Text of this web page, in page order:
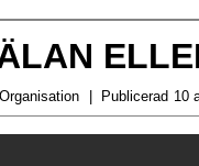
Organisation Publicerad 10